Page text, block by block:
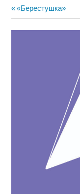
Навигация
по
Предыдущая
запись:
«Берестушка»